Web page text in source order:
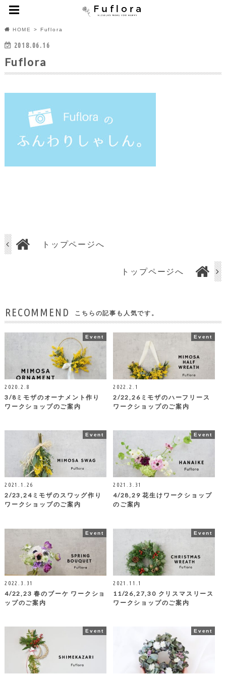
HOME Fuflora
2018.06.16
Fuflora
トップページへ
トップページへ
RECOMMEND こちらの記事も人気です。
Event
2020.2.8
3/8ミモザのオーナメント作り
ワークショップのご案内
Event
2022.2.1
2/22,26ミモザのハーフリース
ワークショップのご案内
Event
2021.1.26
2/23,24ミモザのスワッグ作り
ワークショップのご案内
Event
2021.3.31
4/28,29 花生けワークショップ
のご案内
Event
2022.3.31
4/22,23 春のブーケ ワークショ
ップのご案内
Event
2021.11.1
11/26,27,30 クリスマスリース
ワークショップのご案内
Event Event